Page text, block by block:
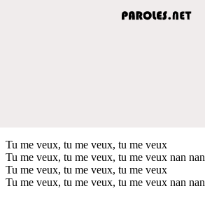
Tu me veux, tu me veux, tu me veux
Tu me veux, tu me veux, tu me veux nan nan
Tu me veux, tu me veux, tu me veux
Tu me veux, tu me veux, tu me veux nan nan